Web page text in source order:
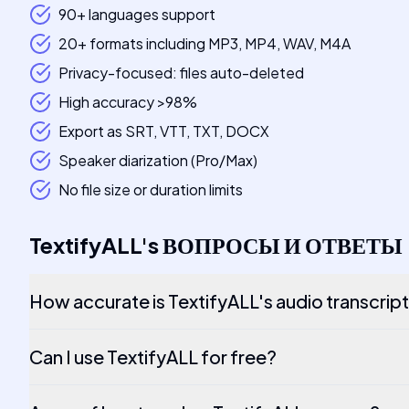
90+ languages support
20+ formats including MP3, MP4, WAV, M4A
Privacy-focused: files auto-deleted
High accuracy >98%
Export as SRT, VTT, TXT, DOCX
Speaker diarization (Pro/Max)
No file size or duration limits
TextifyALL'sВОПРОСЫ И ОТВЕТЫ
How accurate is TextifyALL's audio
Can I use TextifyALL for free?